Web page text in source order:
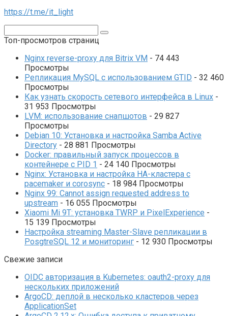
https://t.me/it_light
Топ-просмотров страниц
Nginx reverse-proxy для Bitrix VM - 74 443
Просмотры
Репликация MySQL с использованием GTID - 32 460
Просмотры
Как узнать скорость сетевого интерфейса в Linux -
31 953 Просмотры
LVM: использование снапшотов - 29 827
Просмотры
Debian 10: Установка и настройка Samba Active
Directory - 28 881 Просмотры
Docker: правильный запуск процессов в
контейнере с PID 1 - 24 140 Просмотры
Nginx: Установка и настройка HA-кластера с
pacemaker и corosync - 18 984 Просмотры
Nginx 99: Cannot assign requested address to
upstream - 16 055 Просмотры
Xiaomi Mi 9T: установка TWRP и PixelExperience -
15 139 Просмотры
Настройка streaming Master-Slave репликации в
PosgtreSQL 12 и мониторинг - 12 930 Просмотры
Свежие записи
OIDC авторизация в Kubernetes: oauth2-proxy для
нескольких приложений
ArgoCD: деплой в несколько кластеров через
ApplicationSet